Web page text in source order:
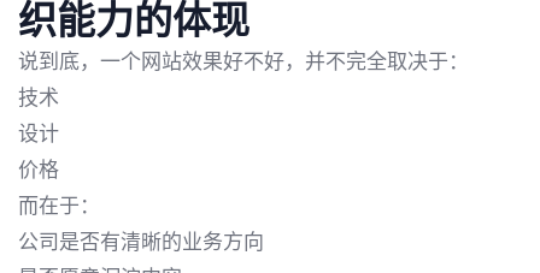
织能力的体现
说到底，一个网站效果好不好，并不完全取决于：
技术
设计
价格
而在于：
公司是否有清晰的业务方向